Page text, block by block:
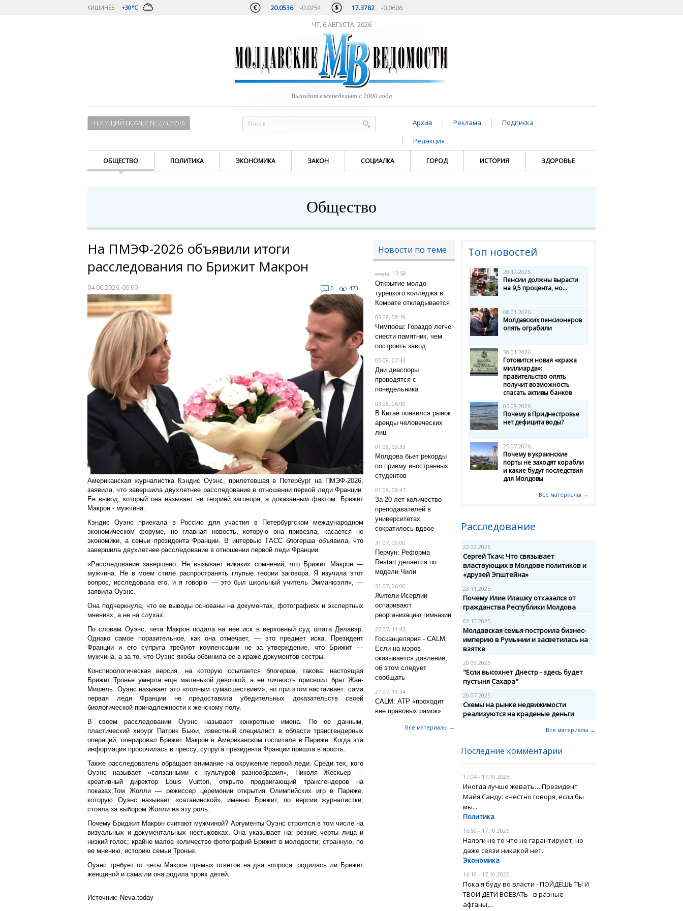
КИШИНЁВ +30°C 20.0536 -0.0254 17.3782 -0.0606
ЧТ, 6 АВГУСТА, 2026
Выходит еженедельно с 2000 года
ТЕКУЩИЙ НОМЕР № 27 (2450) Архив Реклама
Подписка
Редакция
ОБЩЕСТВО ПОЛИТИКА ЭКОНОМИКА ЗАКОН СОЦИАЛКА ГОРОД ИСТОРИЯ ЗДОРОВЬЕ
Общество
На ПМЭФ-2026 объявили итоги
расследования по Брижит Макрон
04.06.2026, 06:00 0 473
Американская журналистка Кэндис Оуэнс, прилетевшая в Петербург на ПМЭФ-2026,
заявила, что завершила двухлетнее расследование в отношении первой леди Франции.
Ее вывод, который она называет не теорией заговора, а доказанным фактом: Брижит
Макрон - мужчина.
Кэндис Оуэнс приехала в Россию для участия в Петербургском международном
экономическом форуме, но главная новость, которую она привезла, касается не
экономики, а семьи президента Франции. В интервью ТАСС блогерша объявила, что
завершила двухлетнее расследование в отношении первой леди Франции.
«Расследование завершено. Не вызывает никаких сомнений, что Брижит Макрон —
мужчина. Не в моем стиле распространять глупые теории заговора. Я изучила этот
вопрос, исследовала его, и я говорю — это был школьный учитель Эмманюэля», —
заявила Оуэнс.
Она подчеркнула, что ее выводы основаны на документах, фотографиях и экспертных
мнениях, а не на слухах.
По словам Оуэнс, чета Макрон подала на нее иск в верховный суд штата Делавэр.
Однако самое поразительное, как она отмечает, — это предмет иска. Президент
Франции и его супруга требуют компенсации не за утверждение, что Брижит —
мужчина, а за то, что Оуэнс якобы обвинила ее в краже документов сестры.
Конспирологическая версия, на которую ссылается блогерша, такова: настоящая
Брижит Тронье умерла еще маленькой девочкой, а ее личность присвоил брат Жан-
Мишель. Оуэнс называет это «полным сумасшествием», но при этом настаивает: сама
первая леди Франции не предоставила убедительных доказательств своей
биологической принадлежности к женскому полу.
В своем расследовании Оуэнс называет конкретные имена. По ее данным,
пластический хирург Патрик Бьюи, известный специалист в области трансгендерных
операций, оперировал Брижит Макрон в Американском госпитале в Париже. Когда эта
информация просочилась в прессу, супруга президента Франции пришла в ярость.
Также расследователь обращает внимание на окружение первой леди. Среди тех, кого
Оуэнс называет «связанными с культурой разнообразия», Николя Жескьер —
креативный директор Louis Vuitton, открыто продвигающий трансгендеров на
показах;Том Жолли — режиссер церемонии открытия Олимпийских игр в Париже,
которую Оуэнс называет «сатанинской», именно Брижит, по версии журналистки,
стояла за выбором Жолли на эту роль.
Почему Бриджит Макрон считают мужчиной? Аргументы Оуэнс строятся в том числе на
визуальных и документальных нестыковках. Она указывает на: резкие черты лица и
низкий голос; крайне малое количество фотографий Брижит в молодости; странную, по
ее мнению, историю семьи Тронье.
Оуэнс требует от четы Макрон прямых ответов на два вопроса: родилась ли Брижит
женщиной и сама ли она родила троих детей.
Источник: Neva.today
Новости по теме
вчера, 17:58
Открытие молдо-
турецкого колледжа в
Комрате откладывается
03.08, 08:19
Чимпоеш: Гораздо легче
снести памятник, чем
построить завод
03.08, 07:43
Дни диаспоры
проводятся с
понедельника
03.08, 06:00
В Китае появился рынок
аренды человеческих
лиц
01.08, 09:33
Молдова бьет рекорды
по приему иностранных
студентов
01.08, 08:47
За 20 лет количество
преподавателей в
университетах
сократилось вдвое
31.07, 09:00
Перчун: Реформа
Restart делается по
модели Чили
31.07, 06:00
Жители Исерлии
оспаривают
реорганизацию гимназии
27.07, 11:43
Госканцелярия - CALM:
Если на мэров
оказывается давление,
об этом следует
сообщать
27.07, 11:34
CALM: АТР «проходит
вне правовых рамок»
Все материалы →
Топ новостей
20.12.2025
Пенсии должны вырасти
на 9,5 процента, но...
08.01.2026
Молдавских пенсионеров
опять ограбили
30.01.2026
Готовится новая «кража
миллиарда»:
правительство опять
получит возможность
спасать активы банков
05.08.2026
Почему в Приднестровье
нет дефицита воды?
25.07.2026
Почему в украинские
порты не заходят корабли
и какие будут последствия
для Молдовы
Все материалы →
Расследование
22.02.2026
Сергей Ткач: Что связывает
властвующих в Молдове политиков и
«друзей Эпштейна»
23.11.2025
Почему Илие Илашку отказался от
гражданства Республики Молдова
03.10.2025
Молдавская семья построила бизнес-
империю в Румынии и засветилась на
взятке
20.08.2025
"Если высохнет Днестр - здесь будет
пустыня Сахара"
20.07.2025
Схемы на рынке недвижимости
реализуются на краденые деньги
Все материалы →
Последние комментарии
17:04 - 17.10.2025
Иногда лучше жевать… Президент
Майя Санду: «Честно говоря, если бы
мы...
Политика
16:50 - 17.10.2025
Налоги не то что не гарантируют, но
даже связи никакой нет.
Экономика
16:19 - 17.10.2025
Пока я буду во власти - ПОЙДЁШЬ ТЫ И
ТВОИ ДЕТИ ВОЕВАТЬ - в разные
афганы,...